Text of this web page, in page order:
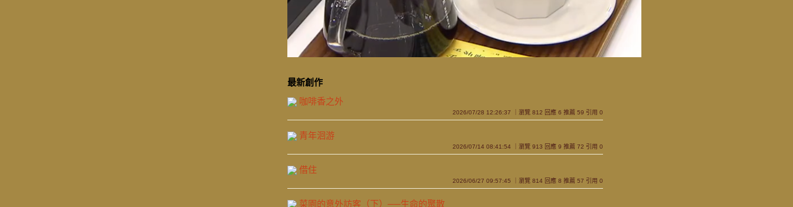
最新創作
咖啡香之外
2026/07/28 12:26:37 ｜瀏覽 812 回應 6 推薦 59 引用 0
青年洄游
2026/07/14 08:41:54 ｜瀏覽 913 回應 9 推薦 72 引用 0
借住
2026/06/27 09:57:45 ｜瀏覽 814 回應 8 推薦 57 引用 0
菜園的意外訪客（下）──生命的聚散